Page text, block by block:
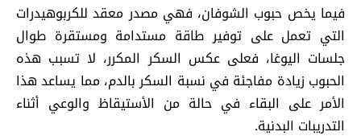
فيما يخص حبوب الشوفان، فهي مصدر معقد للكربوهيدرات
التي تعمل على توفير طاقة مستدامة ومستقرة طوال
جلسات اليوغا، فعلى عكس السكر المكرر، لا تسبب هذه
الحبوب زيادة مفاجئة في نسبة السكر بالدم، مما يساعد هذا
الأمر على البقاء في حالة من الأستيقاظ والوعي أثناء
التدريبات البدنية.